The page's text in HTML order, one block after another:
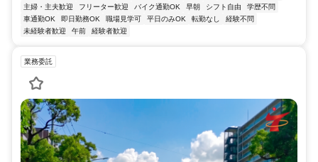
主婦・主夫歓迎
フリーター歓迎 バイク通勤OK 早朝 シフト自由
学歴不問
車通勤OK
即日勤務OK 職場見学可 平日のみOK 転勤なし
経験不問
未経験者歓迎
午前 経験者歓迎
業務委託